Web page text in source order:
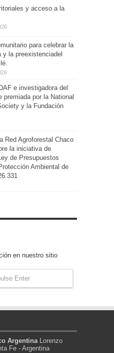
y acceso a la
para celebrar la
y la preexistenciadel
e investigadora del
premiada por la National
y la Fundación
Red Agroforestal Chaco
la iniciativa de
de Presupuestos
Ambiental de
en nuestro sitio
Argentina Lorenzo
Fe - Argentina